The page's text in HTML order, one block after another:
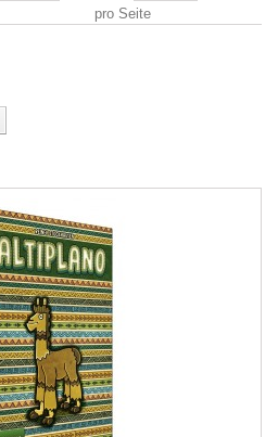
pro Seite